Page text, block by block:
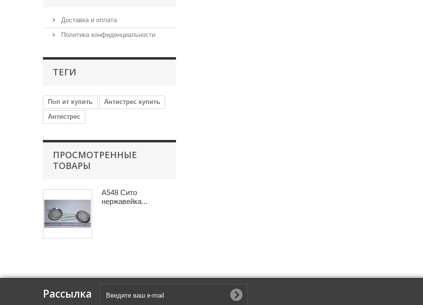
Доставка и оплата
Политика конфиденциальности
ТЕГИ
Поп ит купить
Антистрес купить
Антистрес
ПРОСМОТРЕННЫЕ
ТОВАРЫ
A548 Сито
нержавейка...
Рассылка